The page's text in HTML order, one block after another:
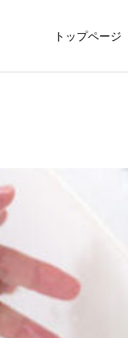
トップページ